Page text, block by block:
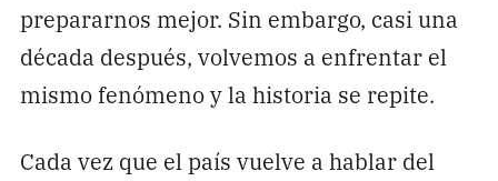
prepararnos mejor. Sin embargo, casi una
década después, volvemos a enfrentar el
mismo fenómeno y la historia se repite.
Cada vez que el país vuelve a hablar del